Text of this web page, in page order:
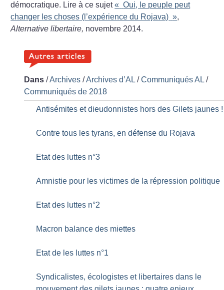
démocratique. Lire à ce sujet« Oui, le peuple peut
changer les choses (l’expérience du Rojava) »,
Alternative libertaire, novembre 2014.
Dans /Archives /Archives d’AL /Communiqués AL /
Communiqués de 2018
Antisémites et dieudonnistes hors des Gilets jaunes !
Contre tous les tyrans, en défense du Rojava
Etat des luttes n°3
Amnistie pour les victimes de la répression politique
Etat des luttes n°2
Macron balance des miettes
Etat de les luttes n°1
Syndicalistes, écologistes et libertaires dans le